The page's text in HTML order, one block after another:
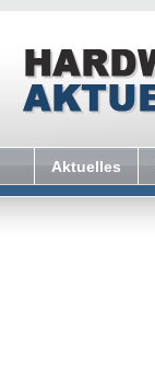
Aktuelles